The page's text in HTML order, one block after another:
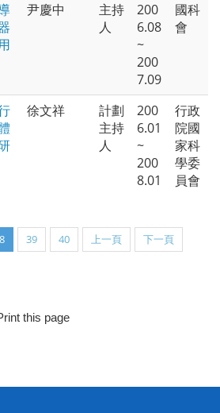
尹慶中
主持
人
200
6.08
~
200
7.09
國科
會
徐文祥
計劃
主持
人
200
6.01
~
200
8.01
行政
院國
家科
學委
員會
39 40 上一頁
下一頁
this page